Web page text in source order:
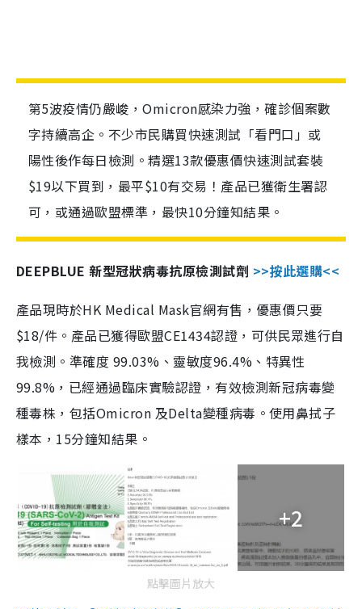
第5波疫情仍嚴峻，Omicron感染力強，確診個案數
字持續高企。不少市民購買快速測試「看門口」或
陽性後作每日檢測。精選13款優惠價快速測試套裝
$19以下買到，最平$10有交易！產品已獲衛生署認
可，或通過歐盟標準，最快10分鐘知結果。
DEEPBLUE 新型冠狀病毒抗原檢測試劑 >>按此選購<<
產品現時於HK Medical Mask官網有售，優惠價只要
$18/件。產品已獲得歐盟CE1434認證，可供民眾進行自
我檢測。準確度 99.03%、靈敏度96.4%、特異性
99.8%，已經通過臨床實驗認證，有效檢測新冠病毒變
種毒株，包括Omicron 及Delta變種病毒。使用鼻拭子
樣本，15分鐘知結果。
+2
點擊圖片放大